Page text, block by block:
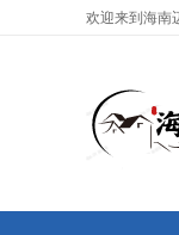
欢迎来到海南